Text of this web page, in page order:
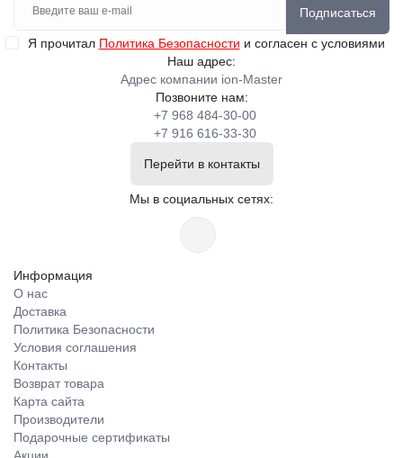
Подписаться
Я прочитал Политика Безопасности и согласен с условиями
Наш адрес:
Адрес компании ion-Master
Позвоните нам:
+7 968 484-30-00
+7 916 616-33-30
Перейти в контакты
Мы в социальных сетях:
Информация
О нас
Доставка
Политика Безопасности
Условия соглашения
Контакты
Возврат товара
Карта сайта
Производители
Подарочные сертификаты